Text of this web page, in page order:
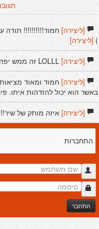
[ליצירה]חמוד!!!!!!!!!! תודה
) [ליצירה]
[ליצירה]LOLLL זה ממש יפה!
[ליצירה]חמוד ומאוד
באשר הוא יכול להזדהות איתו.
[ליצירה]איזה מותק של
התחברות
התחבר